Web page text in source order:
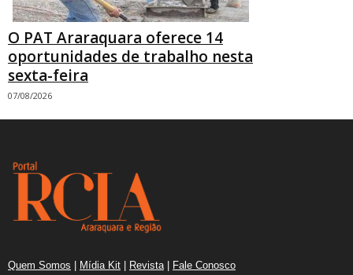
O PAT Araraquara oferece 14
oportunidades de trabalho nesta
sexta-feira
07/08/2026
Quem Somos | Mídia Kit | Revista | Fale Conosco